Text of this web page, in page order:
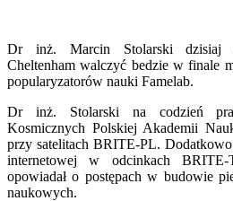
Dr inż. Marcin Stolarski dzisiaj
Cheltenham walczyć bedzie w finale
popularyzatorów nauki Famelab.
Dr inż. Stolarski na codzień
Kosmicznych Polskiej Akademii
przy satelitach BRITE-PL. Dodatkowo
internetowej w odcinkach
opowiadał o postępach w budowie
naukowych.